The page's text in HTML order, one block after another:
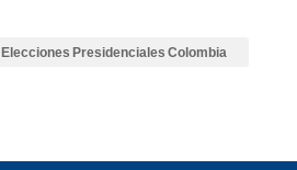
Elecciones Presidenciales Colombia